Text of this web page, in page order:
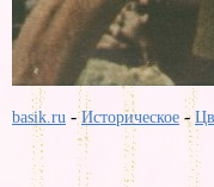
basik.ru -Историческое -